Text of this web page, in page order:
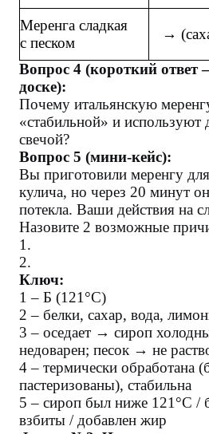
Меренга сладкая
с песком
→
Вопрос 4 (короткий ответ
доске):
Почему итальянскую
«стабильной» и используют
свечой?
Вопрос 5 (мини-кейс):
Вы приготовили меренгу
кулича, но через 20 минут
потекла. Ваши действия на
Назовите 2 возможные
1.
2.
Ключ:
1 – Б (121°C)
2 – белки, сахар, вода,
3 – оседает → сироп
недоварен; песок → не
4 – термически обработана
пастеризованы), стабильна
5 – сироп был ниже 121°C /
взбиты / добавлен жир